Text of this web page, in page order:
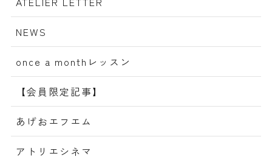
NEWS
once a monthレッスン
【会員限定記事】
あげおエフエム
アトリエシネマ